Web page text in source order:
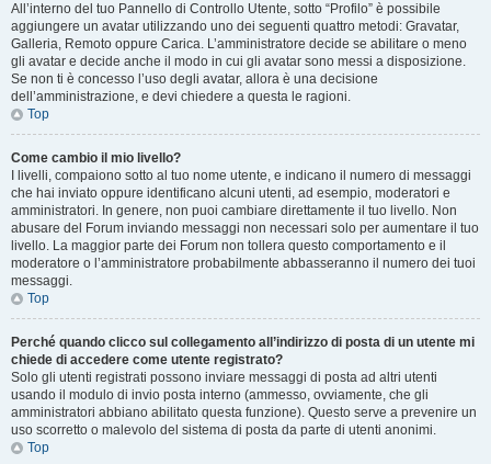
All’interno del tuo Pannello di Controllo Utente, sotto “Profilo” è possibile
aggiungere un avatar utilizzando uno dei seguenti quattro metodi: Gravatar,
Galleria, Remoto oppure Carica. L’amministratore decide se abilitare o meno
gli avatar e decide anche il modo in cui gli avatar sono messi a disposizione.
Se non ti è concesso l’uso degli avatar, allora è una decisione
dell’amministrazione, e devi chiedere a questa le ragioni.
Top
Come cambio il mio livello?
I livelli, compaiono sotto al tuo nome utente, e indicano il numero di messaggi
che hai inviato oppure identificano alcuni utenti, ad esempio, moderatori e
amministratori. In genere, non puoi cambiare direttamente il tuo livello. Non
abusare del Forum inviando messaggi non necessari solo per aumentare il tuo
livello. La maggior parte dei Forum non tollera questo comportamento e il
moderatore o l’amministratore probabilmente abbasseranno il numero dei tuoi
messaggi.
Top
Perché quando clicco sul collegamento all’indirizzo di posta di un utente mi
chiede di accedere come utente registrato?
Solo gli utenti registrati possono inviare messaggi di posta ad altri utenti
usando il modulo di invio posta interno (ammesso, ovviamente, che gli
amministratori abbiano abilitato questa funzione). Questo serve a prevenire un
uso scorretto o malevolo del sistema di posta da parte di utenti anonimi.
Top